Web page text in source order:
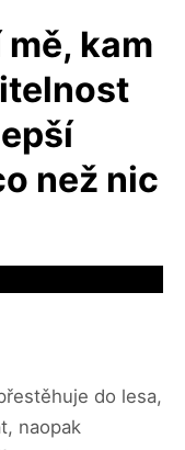
kam
než nic
do lesa,
naopak